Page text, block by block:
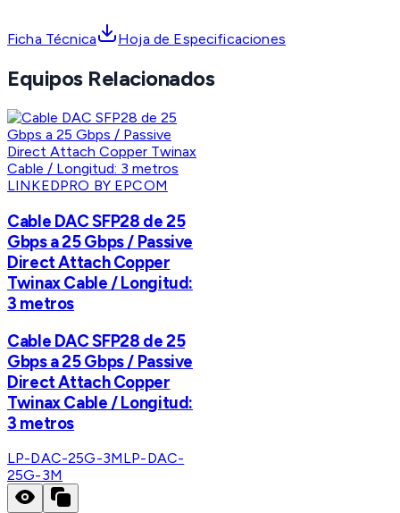
Ficha Técnica Hoja de Especificaciones
Equipos Relacionados
LINKEDPRO BY EPCOM
Cable DAC SFP28 de 25
Gbps a 25 Gbps / Passive
Direct Attach Copper
Twinax Cable / Longitud:
3 metros
Cable DAC SFP28 de 25
Gbps a 25 Gbps / Passive
Direct Attach Copper
Twinax Cable / Longitud:
3 metros
LP-DAC-25G-3MLP-DAC-
25G-3M